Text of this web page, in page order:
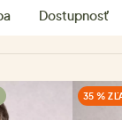
Dostupnosť
35 %